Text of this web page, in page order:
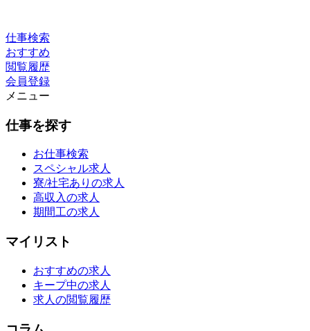
仕事検索
おすすめ
閲覧履歴
会員登録
メニュー
仕事を探す
お仕事検索
スペシャル求人
寮/社宅ありの求人
高収入の求人
期間工の求人
マイリスト
おすすめの求人
キープ中の求人
求人の閲覧履歴